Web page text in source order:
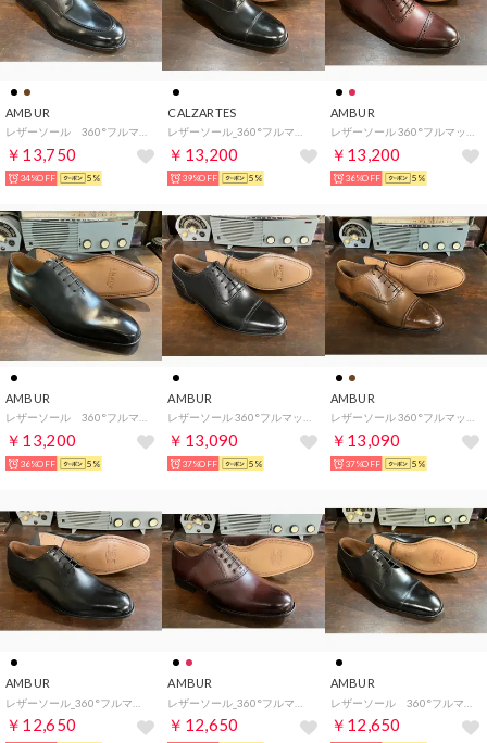
AMBUR
レザーソール 360°フルマッケイ製法 外羽根Uチップ （ブラック）AMBUR MARINO
￥13,750
34%OFF 5%
CALZARTES
レザーソール_360°フルマッケイ製法 内羽根ストレートチップ（ブラック）TROPHY
￥13,200
39%OFF 5%
AMBUR
レザーソール 360°フルマッケイ製法 アデレード・パンチドキャップトゥ （バーガンディー）ZIP
￥13,200
36%OFF 5%
AMBUR
￥13,200
36%OFF 5%
AMBUR
￥13,090
37%OFF 5%
AMBUR
￥13,090
37%OFF 5%
AMBUR
￥12,650
AMBUR
￥12,650
AMBUR
￥12,650